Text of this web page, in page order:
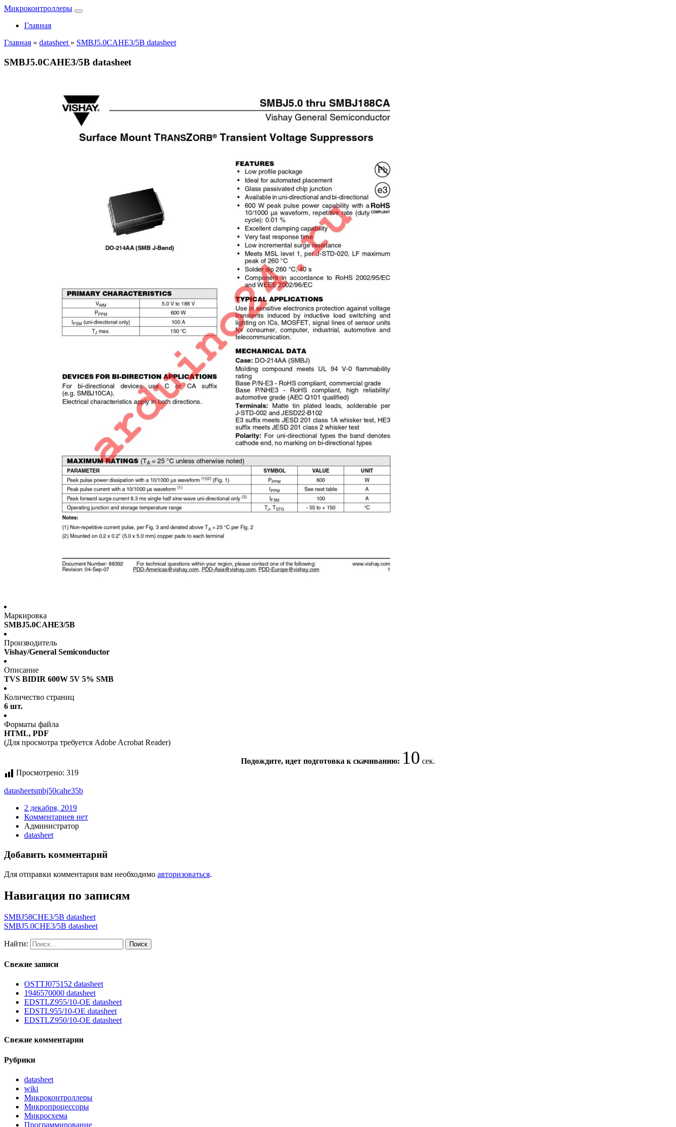
Микроконтроллеры
Главная
Главная » datasheet » SMBJ5.0CAHE3/5B datasheet
SMBJ5.0CAHE3/5B datasheet
Маркировка
SMBJ5.0CAHE3/5B
Производитель
Vishay/General Semiconductor
Описание
TVS BIDIR 600W 5V 5% SMB
Количество страниц
6 шт.
Форматы файла
HTML, PDF
(Для просмотра требуется Adobe Acrobat Reader)
Подождите, идет подготовка к скачиванию: 10 сек.
Просмотрено: 319
datasheetsmbj50cahe35b
2 декабря, 2019
Комментариев нет
Администратор
datasheet
Добавить комментарий
Для отправки комментария вам необходимо авторизоваться.
Навигация по записям
SMBJ58CHE3/5B datasheet
SMBJ5.0CHE3/5B datasheet
Найти:
Свежие записи
OSTTJ075152 datasheet
1946570000 datasheet
EDSTLZ955/10-OE datasheet
EDSTL955/10-OE datasheet
EDSTLZ950/10-OE datasheet
Свежие комментарии
Рубрики
datasheet
wiki
Микроконтроллеры
Микропроцессоры
Микросхема
Программирование